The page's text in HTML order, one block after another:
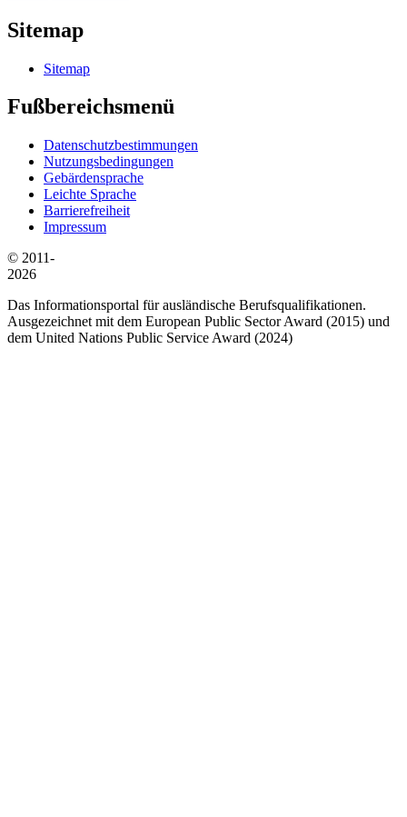
Sitemap
Sitemap
Fußbereichsmenü
Datenschutzbestimmungen
Nutzungsbedingungen
Gebärdensprache
Leichte Sprache
Barrierefreiheit
Impressum
© 2011-
2026
Das Informationsportal für ausländische Berufsqualifikationen.
Ausgezeichnet mit dem European Public Sector Award (2015) und
dem United Nations Public Service Award (2024)